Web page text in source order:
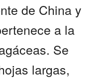
de China y
a la
Se
largas,